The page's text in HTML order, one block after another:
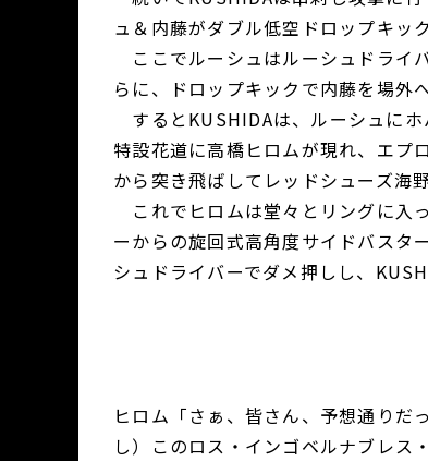
ュ＆内藤がダブル低空ドロップキッ
ここでルーシュはルーシュドライ
らに、ドロップキックで内藤を場外
するとKUSHIDAは、ルーシュに
特設花道に高橋ヒロムが現れ、エプ
から突き飛ばしてレッドシューズ海
これでヒロムは堂々とリングに入
ーからの旋回式高角度サイドバスタ
シュドライバーでダメ押しし、
ヒロム「さぁ、皆さん、予想通り
し）このロス・インゴベルナブレ